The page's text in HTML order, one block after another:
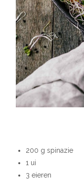
200 g spinazie
1 ui
3 eieren